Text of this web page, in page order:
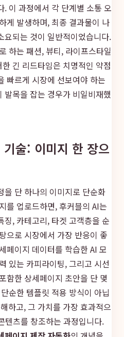
. 이 과정에서 각 단계별 소통 오
게 발생하며, 최종 결과물이 나
요되는 것이 일반적이었습니다.
하는 패션, 뷰티, 라이프스타일
긴 리드타임은 치명적인 약점
빠르게 시장에 선보여야 하는
발목을 잡는 경우가 비일비재했
술: 이미지 한 장으
을 단 하나의 이미지로 단순화
를 업로드하면, 후커블의 AI는
징, 카테고리, 타겟 고객층을 순
으로 시장에서 가장 반응이 좋
페이지 데이터를 학습한 AI 모
있는 카피라이팅, 그리고 시선
함한 상세페이지 초안을 단 몇
순한 템플릿 적용 방식이 아닙
하고, 그 가치를 가장 효과적으
텐츠를 창조하는 과정입니다.